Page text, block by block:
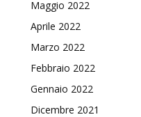
Maggio 2022
Aprile 2022
Marzo 2022
Febbraio 2022
Gennaio 2022
Dicembre 2021